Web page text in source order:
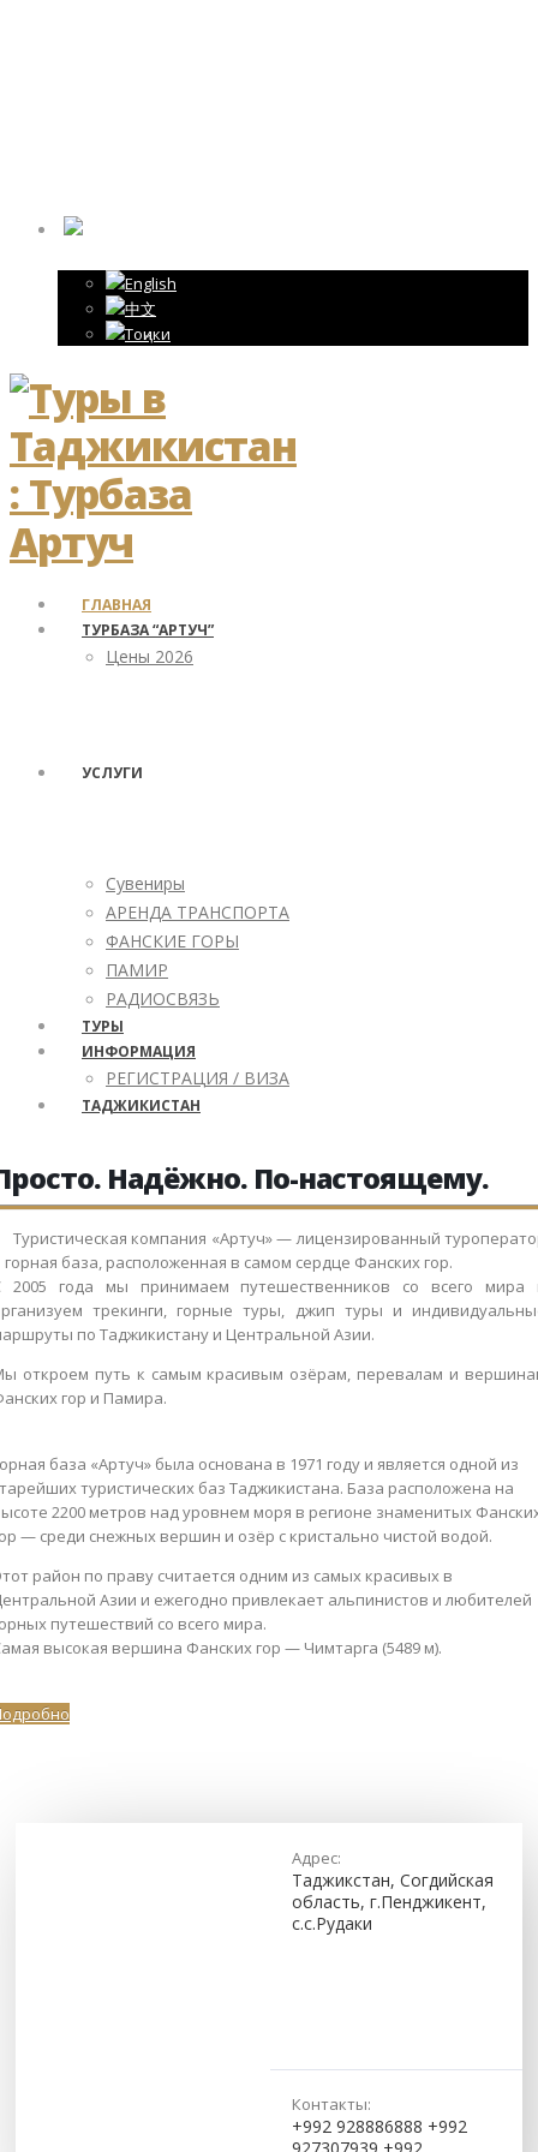
English
中文
Тоҷики
ГЛАВНАЯ
ТУРБАЗА “АРТУЧ”
Цены 2026
УСЛУГИ
Сувениры
АРЕНДА ТРАНСПОРТА
ФАНСКИЕ ГОРЫ
ПАМИР
РАДИОСВЯЗЬ
ТУРЫ
ИНФОРМАЦИЯ
РЕГИСТРАЦИЯ / ВИЗА
ТАДЖИКИСТАН
Надёжно. По-настоящему.
компания «Артуч» — лицензированный
горная база, расположенная в самом сердце Фанских гор.
2005 года мы принимаем путешественников со всего мира
трекинги, горные туры, джип туры и
по Таджикистану и Центральной Азии.
откроем путь к самым красивым озёрам, перевалам и
гор и Памира.
база «Артуч» была основана в 1971 году и является одной из
туристических баз Таджикистана. База расположена на
2200 метров над уровнем моря в регионе знаменитых
— среди снежных вершин и озёр с кристально чистой водой.
район по праву считается одним из самых красивых в
Азии и ежегодно привлекает альпинистов и любителей
путешествий со всего мира.
высокая вершина Фанских гор — Чимтарга (5489 м).
Адрес:
Таджикстан, Согдийская
область, г.Пенджикент,
с.с.Рудаки
Контакты:
+992 928886888 +992